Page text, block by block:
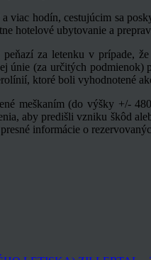
hodín, cestujúcim sa
hotelové ubytovanie a
za letenku v prípade,
(za určitých
ktoré boli vyhodnotené
meškaním (do výšky +/-
aby predišli vzniku škôd
informácie o